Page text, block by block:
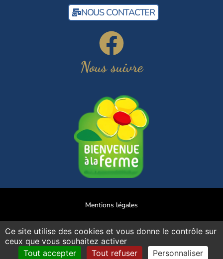
NOUS CONTACTER
Nous suivre
Mentions légales
Gestion des cookies
Ce site utilise des cookies et vous donne le contrôle sur
ceux que vous souhaitez activer
Tout accepter
Tout refuser Personnaliser